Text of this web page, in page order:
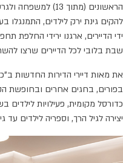
הראשונים (מתוך 13)
להקים גינת ירק לילדים, התמנגלו
ידי הדיירים, ארגנו ירידי החלפת
שבת בלובי לכל הדיירים שרצו
את מאות דיירי הדירות החדשות
בפורים, בחגים אחרים ובחופשת
כדורסל מקומית, פעילויות לילדים
יצירה לגיל הרך, וספריה לילדים עד גיל